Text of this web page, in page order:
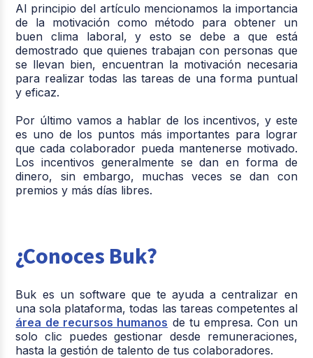
Al principio del artículo mencionamos la importancia
de la motivación como método para obtener un
buen clima laboral, y esto se debe a que está
demostrado que quienes trabajan con personas que
se llevan bien, encuentran la motivación necesaria
para realizar todas las tareas de una forma puntual
y eficaz.
Por último vamos a hablar de los incentivos, y este
es uno de los puntos más importantes para lograr
que cada colaborador pueda mantenerse motivado.
Los incentivos generalmente se dan en forma de
dinero, sin embargo, muchas veces se dan con
premios y más días libres.
¿Conoces Buk?
Buk es un software que te ayuda a centralizar en
una sola plataforma, todas las tareas competentes al
área de recursos humanos de tu empresa. Con un
solo clic puedes gestionar desde remuneraciones,
hasta la gestión de talento de tus colaboradores.